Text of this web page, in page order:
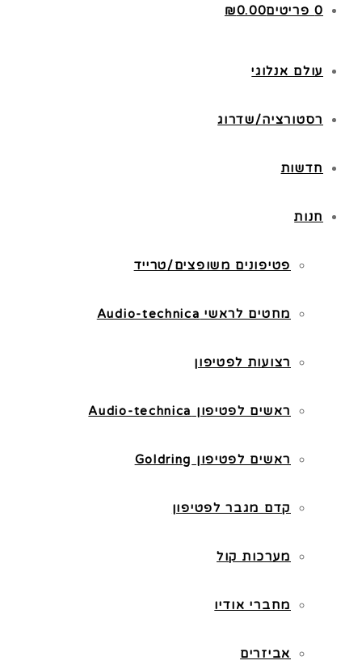
0 פריטים ₪0.00
עולם אנלוגי
רסטורציה/שדרוג
חדשות
חנות
פטיפונים משופצים/טרייד
מחטים לראשי Audio-technica
רצועות לפטיפון
ראשים לפטיפון Audio-technica
ראשים לפטיפון Goldring
קדם מגבר לפטיפון
מערכות קול
מחברי אודיו
אביזרים